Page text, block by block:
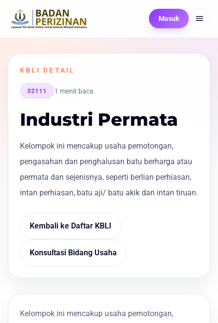
Masuk
KBLI DETAIL
32111 1 menit baca
Industri Permata
Kelompok ini mencakup usaha pemotongan,
pengasahan dan penghalusan batu berharga atau
permata dan sejenisnya, seperti berlian perhiasan,
intan perhiasan, batu aji/ batu akik dan intan tiruan.
Kembali ke Daftar KBLI
Konsultasi Bidang Usaha
Kelompok ini mencakup usaha pemotongan,